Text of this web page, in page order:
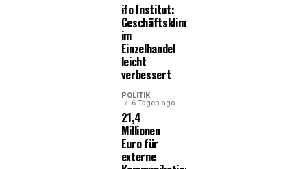
ifo Institut:
Geschäftsklima
im
Einzelhandel
leicht
verbessert
POLITIK
6 Tagen ago
21,4
Millionen
Euro für
externe